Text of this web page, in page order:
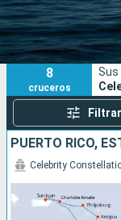
Fecha de salida
Puertos
8
cruceros
Sus
Filtrar
Celebrity